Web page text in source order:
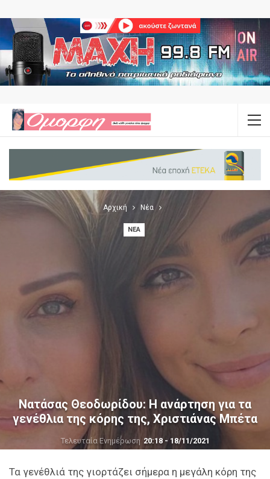
Αρχική Νέα
ΝΈΑ
Νατάσας Θεοδωρίδου: Η ανάρτηση για τα
γενέθλια της κόρης της, Χριστιάνας Μπέτα
Τελευταία Ενημέρωση 20:18 - 18/11/2021
Τα γενέθλιά της γιορτάζει σήμερα η μεγάλη κόρη της